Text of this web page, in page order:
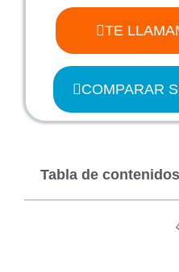
TE
COMPARAR
Tabla de contenidos